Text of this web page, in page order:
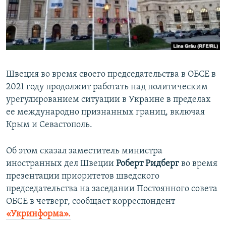
ПОБЕДИТЕЛЕЙ НЕ СУДЯТ?
КРЫМ.НЕПОКОРЕННЫЙ
ELIFBE
ПРИСОЕДИНЯЙТЕСЬ!
Все сайты RFE/RL
Швеция во время своего председательства в ОБСЕ в
2021 году продолжит работать над политическим
урегулированием ситуации в Украине в пределах
ее международно признанных границ, включая
Крым и Севастополь.
Об этом сказал заместитель министра
иностранных дел Швеции Роберт Ридберг во время
презентации приоритетов шведского
председательства на заседании Постоянного совета
ОБСЕ в четверг, сообщает корреспондент
«Укринформа».